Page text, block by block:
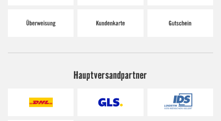
Hauptversandpartner